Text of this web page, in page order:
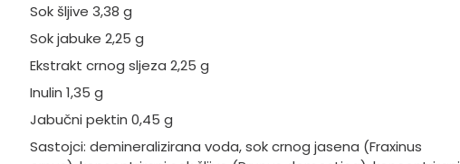
Sok šljive 3,38 g
Sok jabuke 2,25 g
Ekstrakt crnog sljeza 2,25 g
Inulin 1,35 g
Jabučni pektin 0,45 g
Sastojci: demineralizirana voda, sok crnog jasena (Fraxinus